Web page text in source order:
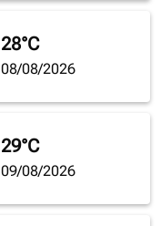
28°C
08/08/2026
29°C
09/08/2026